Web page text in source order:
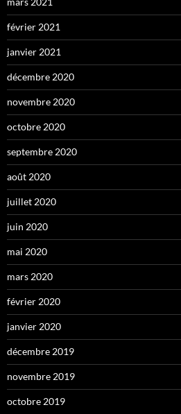
février 2021
janvier 2021
décembre 2020
novembre 2020
octobre 2020
septembre 2020
août 2020
juillet 2020
juin 2020
mai 2020
mars 2020
février 2020
janvier 2020
décembre 2019
novembre 2019
octobre 2019